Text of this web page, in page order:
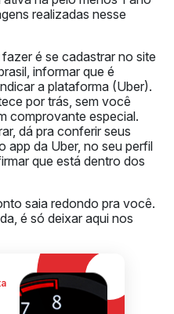
realizadas nesse
é se cadastrar no site
informar que é
a plataforma (Uber).
por trás, sem você
comprovante especial.
dá pra conferir seus
app da Uber, no seu perfil
que está dentro dos
saia redondo pra você.
é só deixar aqui nos